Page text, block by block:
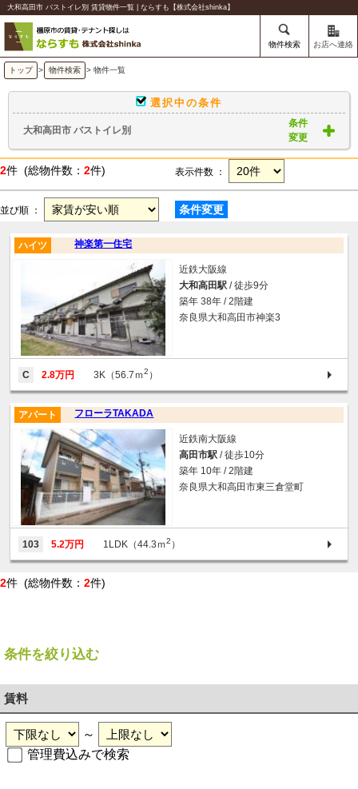
大和高田市 バストイレ別 賃貸物件一覧 | ならすも【株式会社shinka】
物件検索 お店へ連絡
トップ > 物件検索 > 物件一覧
選択中の条件
大和高田市 バストイレ別
条件
変更
2件 (総物件数： 2件) 表示件数 ：
並び順 ： 条件変更
神楽第一住宅
ハイツ
近鉄大阪線
大和高田駅 / 徒歩9分
築年 38年 / 2階建
奈良県大和高田市神楽3
C 2.8万円 3K（56.7ｍ2 ）
フローラTAKADA
アパート
近鉄南大阪線
高田市駅 / 徒歩10分
築年 10年 / 2階建
奈良県大和高田市東三倉堂町
103 5.2万円 1LDK（44.3ｍ2 ）
2件 (総物件数： 2件)
条件を絞り込む
賃料
～
管理費込みで検索